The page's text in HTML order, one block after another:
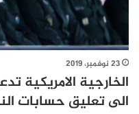
23 نوفمبر، 2019
الخارجية الامريكية
الى تعليق حسابات